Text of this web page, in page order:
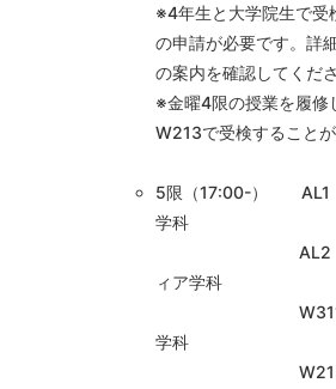
※4年生と大学院生で受
の申請が必要です。詳
の案内を確認してくださ
※金曜4限の授業を履修
W213で受検することが
5限（17:00-） AL1
学科
AL2 2年生
ィア学科
W311 1年生
学科
W213 1年生